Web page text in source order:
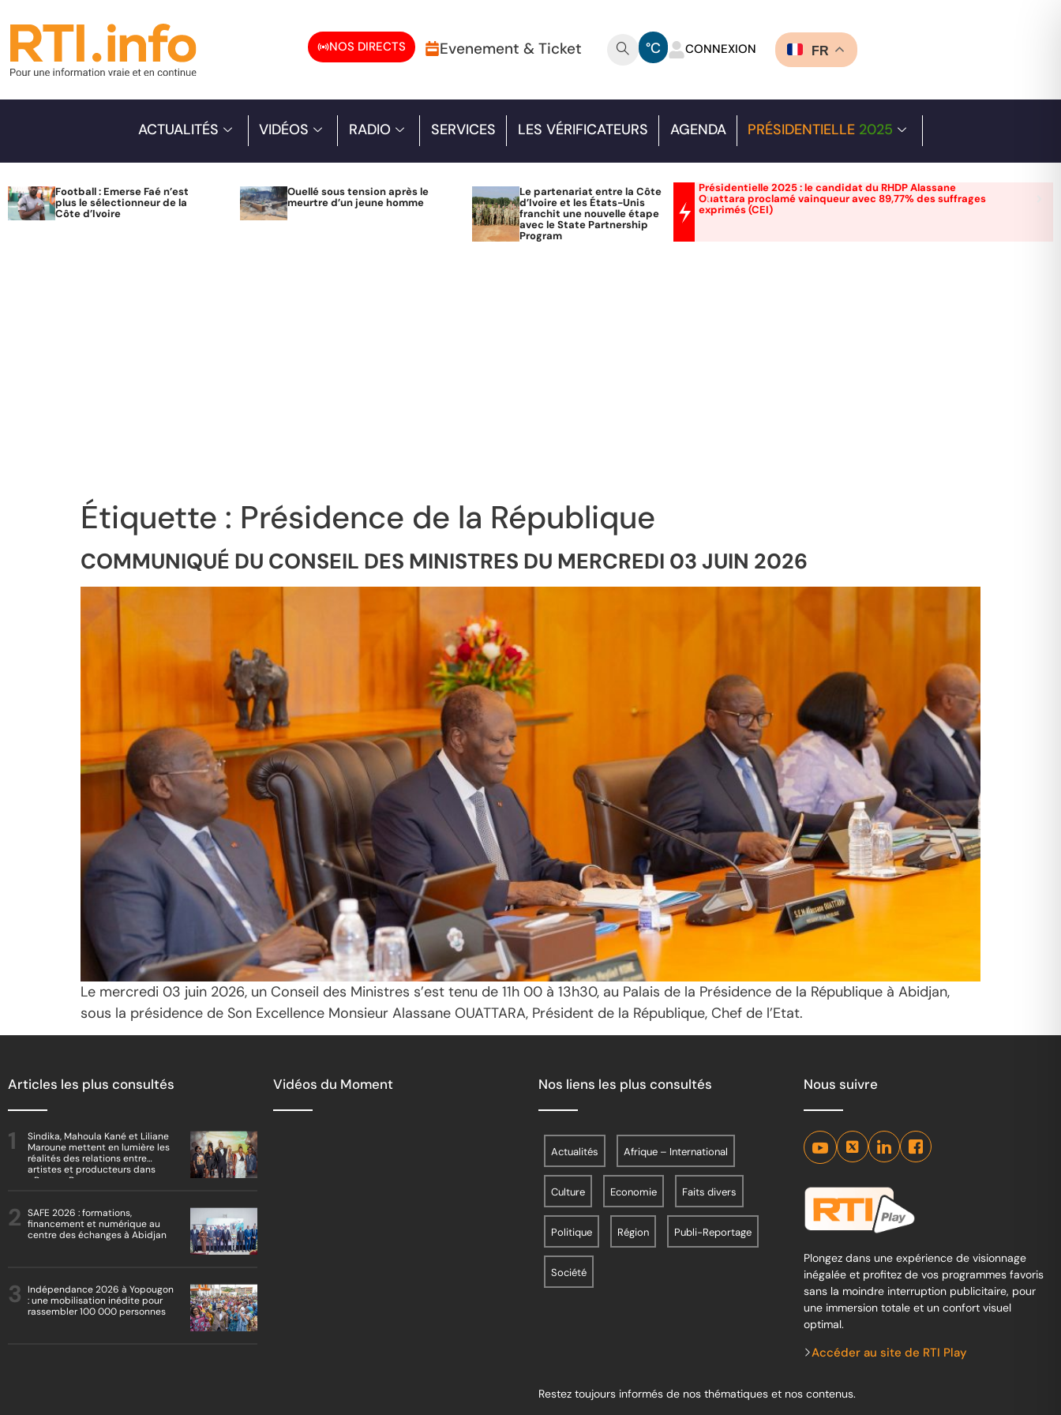
NOS DIRECTS Evenement & Ticket °C CONNEXION FR
ACTUALITÉS VIDÉOS RADIO SERVICES LES VÉRIFICATEURS AGENDA PRÉSIDENTIELLE 2025
Football : Emerse Faé n’est
plus le sélectionneur de la
Côte d’Ivoire
Ouellé sous tension après le
meurtre d’un jeune homme
Le partenariat entre la Côte
d’Ivoire et les États-Unis
franchit une nouvelle étape
avec le State Partnership
Program
Présidentielle 2025 : le candidat du RHDP Alassane
Ouattara proclamé vainqueur avec 89,77% des suffrages
exprimés (CEI)
Étiquette : Présidence de la République
COMMUNIQUÉ DU CONSEIL DES MINISTRES DU MERCREDI 03 JUIN 2026
Le mercredi 03 juin 2026, un Conseil des Ministres s’est tenu de 11h 00 à 13h30, au Palais de la Présidence de la République à Abidjan,
sous la présidence de Son Excellence Monsieur Alassane OUATTARA, Président de la République, Chef de l’Etat.
Articles les plus consultés
Sindika, Mahoula Kané et Liliane
Maroune mettent en lumière les
réalités des relations entre
artistes et producteurs dans
« Boss vs Boss »
SAFE 2026 : formations,
financement et numérique au
centre des échanges à Abidjan
Indépendance 2026 à Yopougon
: une mobilisation inédite pour
rassembler 100 000 personnes
Vidéos du Moment Nos liens les plus consultés
Actualités Afrique – International
Culture Economie Faits divers
Politique Région Publi-Reportage
Société
Nous suivre
Plongez dans une expérience de visionnage
inégalée et profitez de vos programmes favoris
sans la moindre interruption publicitaire, pour
une immersion totale et un confort visuel
optimal.
Accéder au site de RTI Play
Restez toujours informés de nos thématiques et nos contenus.